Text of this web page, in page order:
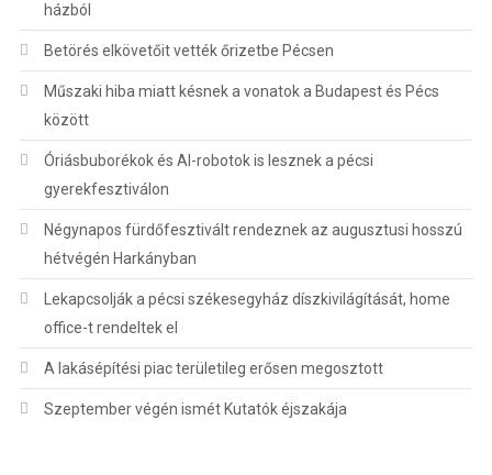
házból
Betörés elkövetőit vették őrizetbe Pécsen
Műszaki hiba miatt késnek a vonatok a Budapest és Pécs
között
Óriásbuborékok és AI-robotok is lesznek a pécsi
gyerekfesztiválon
Négynapos fürdőfesztivált rendeznek az augusztusi hosszú
hétvégén Harkányban
Lekapcsolják a pécsi székesegyház díszkivilágítását, home
office-t rendeltek el
A lakásépítési piac területileg erősen megosztott
Szeptember végén ismét Kutatók éjszakája